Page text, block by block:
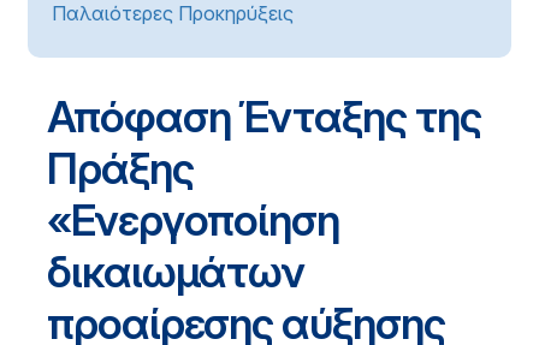
Παλαιότερες Προκηρύξεις
Απόφαση Ένταξης της
Πράξης
«Ενεργοποίηση
δικαιωμάτων
προαίρεσης αύξησης